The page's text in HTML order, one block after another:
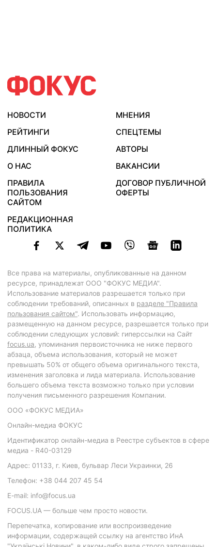
НОВОСТИ
МНЕНИЯ
РЕЙТИНГИ
СПЕЦТЕМЫ
ДЛИННЫЙ ФОКУС
АВТОРЫ
О НАС
ВАКАНСИИ
ПРАВИЛА
ПОЛЬЗОВАНИЯ
САЙТОМ
ДОГОВОР ПУБЛИЧНОЙ
ОФЕРТЫ
РЕДАКЦИОННАЯ
ПОЛИТИКА
Все права на материалы, опубликованные на данном
ресурсе, принадлежат ООО "ФОКУС МЕДИА".
Использование материалов разрешается только при
соблюдении требований, описанных в разделе "Правила
пользования сайтом". Использовать информацию,
размещенную на данном ресурсе, разрешается только при
соблюдении следующих условий: гиперссылки на Сайт
focus.ua, упоминания первоисточника не ниже первого
абзаца, объема использования, который не может
превышать 50% от общего объема оригинального текста,
изменения заголовка и лида материала. Использование
большего объема текста возможно только при условии
получения письменного разрешения Компании.
ООО «ФОКУС МЕДИА»
Онлайн-медиа ФОКУС
Идентификатор онлайн-медиа в Реестре субъектов в сфере
медиа - R40-03129
Адрес: 01133, г. Киев, бульвар Леси Украинки, 26
Телефон: +38 044 207 45 54
E-mail: info@focus.ua
FOCUS.UA — больше чем просто новости.
Перепечатка, копирование или воспроизведение
информации, содержащей ссылку на агентство ИнА